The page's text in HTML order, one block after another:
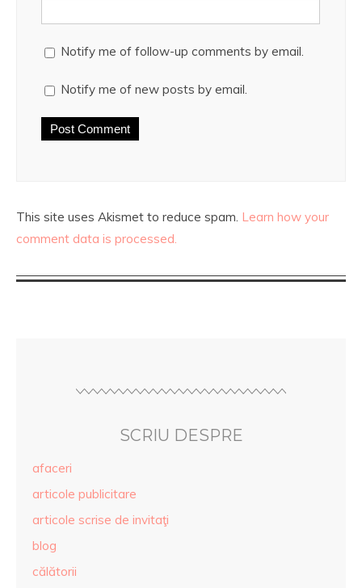
Notify me of follow-up comments by email.
Notify me of new posts by email.
This site uses Akismet to reduce spam. Learn how your
comment data is processed.
SCRIU DESPRE
afaceri
articole publicitare
articole scrise de invitaţi
blog
călătorii